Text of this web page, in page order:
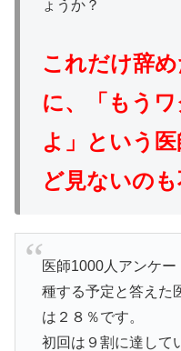
ょうか？
これだけ辞
に、「もう
よ」という
ど見ないのも
医師1000人アンケ
種する予定と答えた
は２８％です。
初回は９割に達して